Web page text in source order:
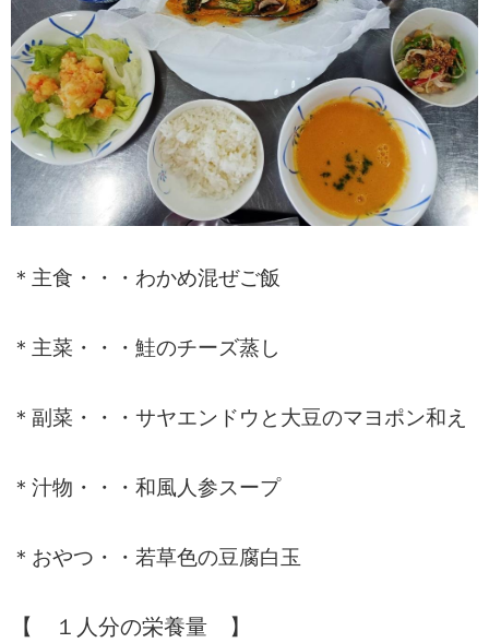
＊主食・・・わかめ混ぜご飯
＊主菜・・・鮭のチーズ蒸し
＊副菜・・・サヤエンドウと大豆のマヨポン和え
＊汁物・・・和風人参スープ
＊おやつ・・若草色の豆腐白玉
【 １人分の栄養量 】